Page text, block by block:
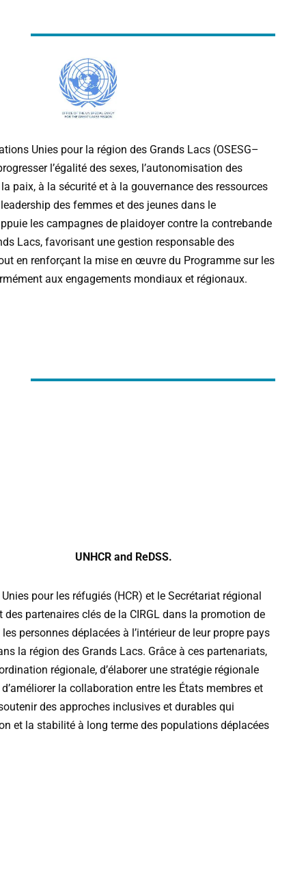
Unies pour la région des Grands Lacs (OSESG–
l’égalité des sexes,l’autonomisation des
la paix, à la sécurité et à la gouvernance des ressources
leadership des femmes et des jeunes dans le
les campagnes de plaidoyer contre la contrebande
Lacs, favorisant une gestion responsable des
en renforçant la mise en œuvre du Programme sur les
aux engagements mondiaux et régionaux.
UNHCR and ReDSS.
Unies pour les réfugiés (HCR) et le Secrétariat régional
des partenaires clés de la CIRGL dans la promotion de
les personnes déplacées à l’intérieur de leur propre pays
la région des Grands Lacs. Grâce à ces partenariats,
régionale, d’élaborer une stratégie régionale
d’améliorer la collaboration entre les États membres et
des approches inclusives et durables qui
et la stabilité à long terme des populations déplacées